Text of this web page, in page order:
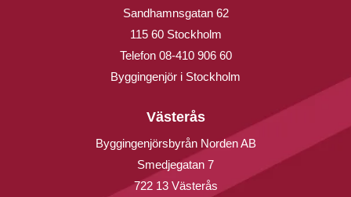
Sandhamnsgatan 62
115 60 Stockholm
Telefon 08-410 906 60
Byggingenjör i Stockholm
Västerås
Byggingenjörsbyrån Norden AB
Smedjegatan 7
722 13 Västerås